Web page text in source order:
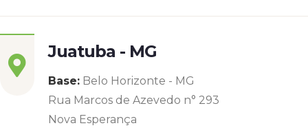
Juatuba - MG
Base: Belo Horizonte - MG
Rua Marcos de Azevedo n° 293
Nova Esperança